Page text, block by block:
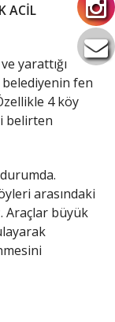
ACİL
yarattığı
fen
4 köy
belirten
arasındaki
Araçlar büyük